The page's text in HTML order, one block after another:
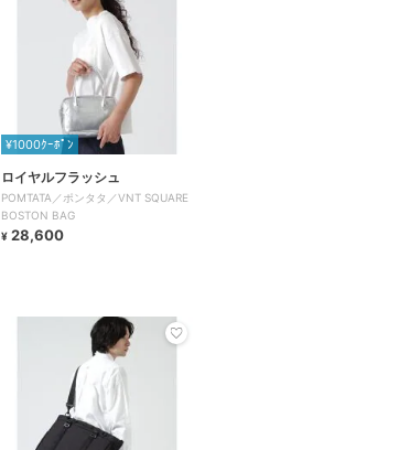
¥1000ｸｰﾎﾟﾝ
ロイヤルフラッシュ
POMTATA／ポンタタ／VNT SQUARE
BOSTON BAG
¥ 28,600